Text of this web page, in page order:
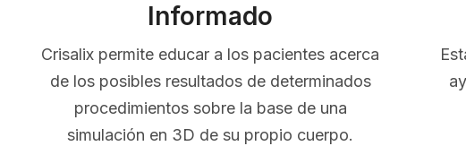
Informado
Crisalix permite educar a los pacientes acerca
de los posibles resultados de determinados
procedimientos sobre la base de una
simulación en 3D de su propio cuerpo.